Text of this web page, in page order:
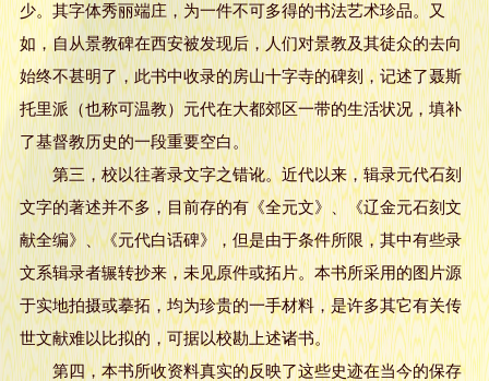
少。其字体秀丽端庄，为一件不可多得的书法艺术珍品。又
如，自从景教碑在西安被发现后，人们对景教及其徒众的去向
始终不甚明了，此书中收录的房山十字寺的碑刻，记述了聂斯
托里派（也称可温教）元代在大都郊区一带的生活状况，填补
了基督教历史的一段重要空白。
第三，校以往著录文字之错讹。近代以来，辑录元代石刻
文字的著述并不多，目前存的有《全元文》、《辽金元石刻文
献全编》、《元代白话碑》，但是由于条件所限，其中有些录
文系辑录者辗转抄来，未见原件或拓片。本书所采用的图片源
于实地拍摄或摹拓，均为珍贵的一手材料，是许多其它有关传
世文献难以比拟的，可据以校勘上述诸书。
第四，本书所收资料真实的反映了这些史迹在当今的保存